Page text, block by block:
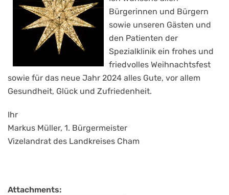
Bürgerinnen und Bürgern
sowie unseren Gästen und
den Patienten der
Spezialklinik ein frohes und
friedvolles Weihnachtsfest
sowie für das neue Jahr 2024 alles Gute, vor allem
Gesundheit, Glück und Zufriedenheit.
Ihr
Markus Müller, 1. Bürgermeister
Vizelandrat des Landkreises Cham
Attachments: